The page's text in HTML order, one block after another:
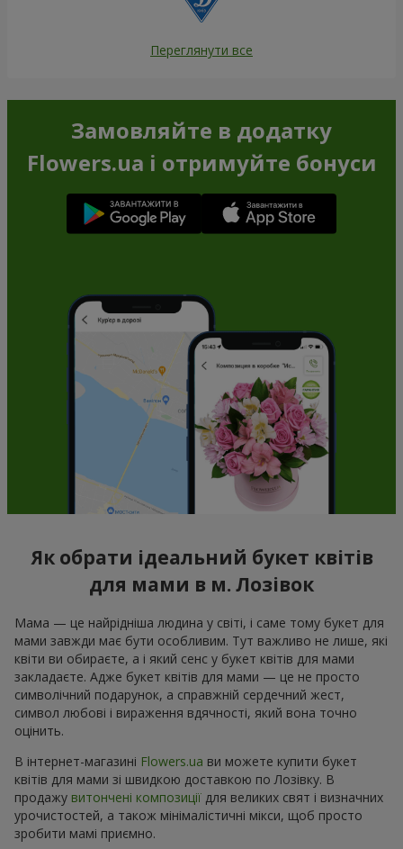
Переглянути все
Замовляйте в додатку
Flowers.ua і отримуйте бонуси
Як обрати ідеальний букет квітів
для мами в м. Лозівок
Мама — це найрідніша людина у світі, і саме тому букет для
мами завжди має бути особливим. Тут важливо не лише, які
квіти ви обираєте, а і який сенс у букет квітів для мами
закладаєте. Адже букет квітів для мами — це не просто
символічний подарунок, а справжній сердечний жест,
символ любові і вираження вдячності, який вона точно
оцінить.
В інтернет-магазині Flowers.ua ви можете купити букет
квітів для мами зі швидкою доставкою по Лозівку. В
продажу витончені композиції для великих свят і визначних
урочистостей, а також мінімалістичні мікси, щоб просто
зробити мамі приємно.